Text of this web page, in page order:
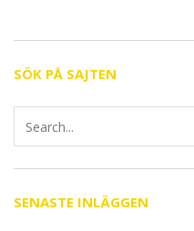
SÖK PÅ SAJTEN
SENASTE INLÄGGEN